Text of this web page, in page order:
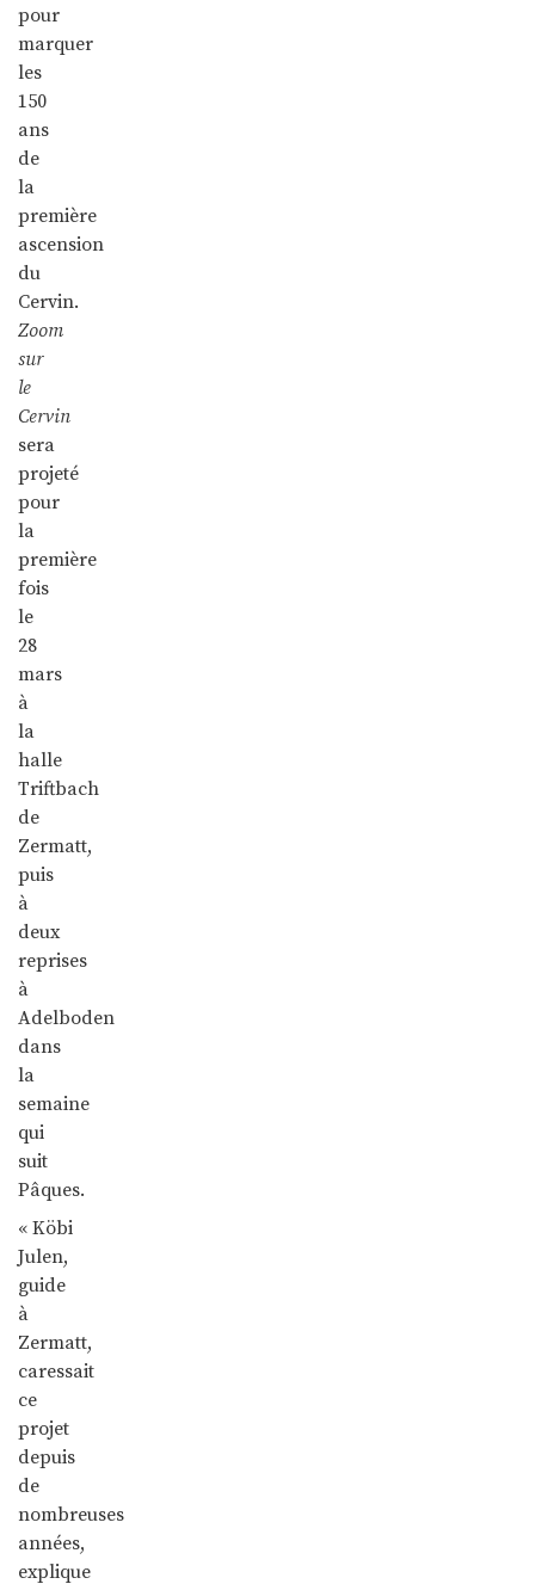
pour
marquer
les
150
ans
de
la
première
ascension
du
Cervin.
Zoom
sur
le
Cervin
sera
projeté
pour
la
première
fois
le
28
mars
à
la
halle
Triftbach
de
Zermatt,
puis
à
deux
reprises
à
Adelboden
dans
la
semaine
qui
suit
Pâques.
« Köbi
Julen,
guide
à
Zermatt,
caressait
ce
projet
depuis
de
nombreuses
années,
explique